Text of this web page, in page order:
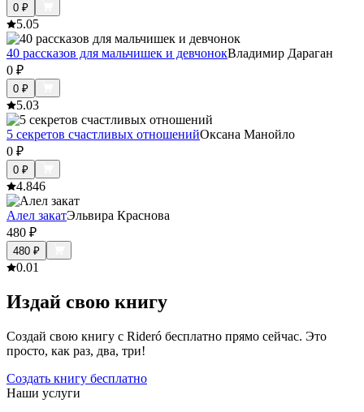
0 ₽
5.05
40 рассказов для мальчишек и девчонокВладимир Дараган
0 ₽
0 ₽
5.03
5 секретов счастливых отношенийОксана Манойло
0 ₽
0 ₽
4.846
Алел закатЭльвира Краснова
480 ₽
480 ₽
0.01
Издай свою книгу
Создай свою книгу с Rideró бесплатно прямо сейчас. Это
просто, как раз, два, три!
Создать книгу бесплатно
Наши услуги